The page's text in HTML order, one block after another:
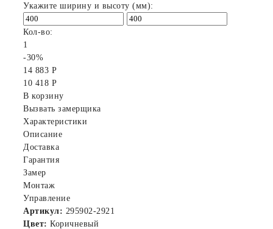
Укажите ширину и высоту (мм):
Кол-во:
1
-30%
14 883 Р
10 418 Р
В корзину
Вызвать замерщика
Характеристики
Описание
Доставка
Гарантия
Замер
Монтаж
Управление
Артикул: 295902-2921
Цвет: Коричневый